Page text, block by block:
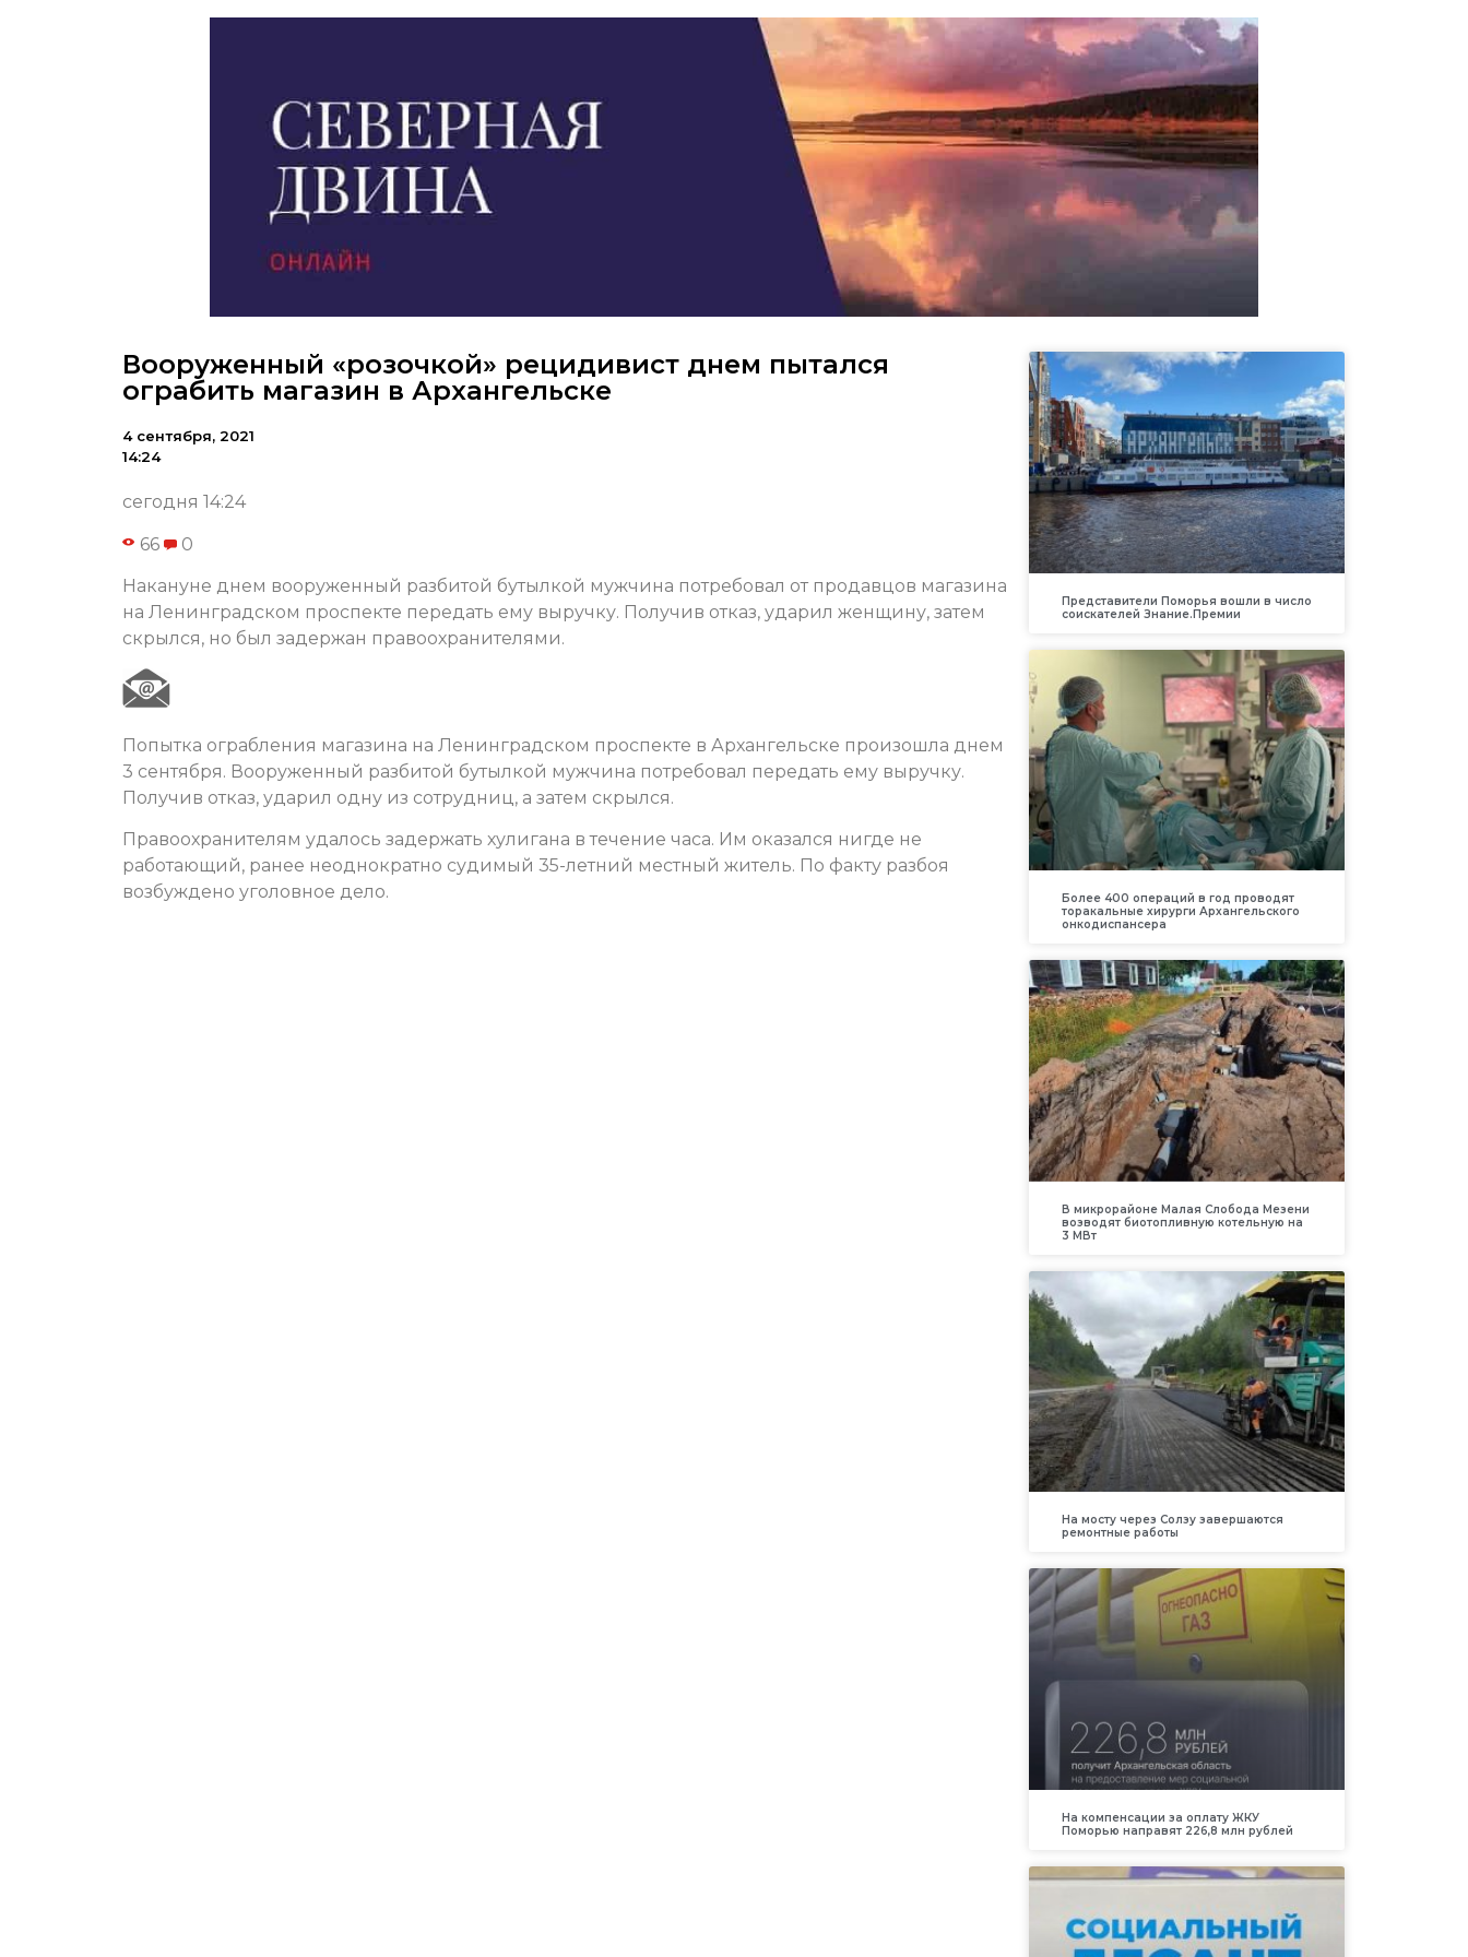
Вооруженный «розочкой» рецидивист днем пытался
ограбить магазин в Архангельске
4 сентября, 2021
14:24
сегодня 14:24
66 0
Накануне днем вооруженный разбитой бутылкой мужчина потребовал от продавцов магазина
на Ленинградском проспекте передать ему выручку. Получив отказ, ударил женщину, затем
скрылся, но был задержан правоохранителями.
Попытка ограбления магазина на Ленинградском проспекте в Архангельске произошла днем
3 сентября. Вооруженный разбитой бутылкой мужчина потребовал передать ему выручку.
Получив отказ, ударил одну из сотрудниц, а затем скрылся.
Правоохранителям удалось задержать хулигана в течение часа. Им оказался нигде не
работающий, ранее неоднократно судимый 35-летний местный житель. По факту разбоя
возбуждено уголовное дело.
Представители Поморья вошли в число
соискателей Знание.Премии
Более 400 операций в год проводят
торакальные хирурги Архангельского
онкодиспансера
В микрорайоне Малая Слобода Мезени
возводят биотопливную котельную на
3 МВт
На мосту через Солзу завершаются
ремонтные работы
На компенсации за оплату ЖКУ
Поморью направят 226,8 млн рублей